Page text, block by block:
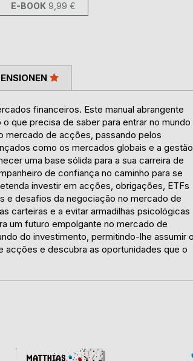
E-BOOK 9,99 €
financeiros. Este manual abrangente
que precisa de saber para entrar no mundo
mercado de acções, passando pelos
como os mercados globais e a gestão
uma base sólida para a sua carreira de
de confiança no caminho para se
investir em acções, obrigações, ETFs
e desafios da negociação no mercado de
carteiras e a evitar armadilhas psicológicas
um futuro empolgante no mercado de
do investimento, permitindo-lhe assumir
acções e descubra as oportunidades que o